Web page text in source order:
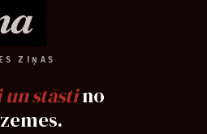
ZIŅAS
stāstino